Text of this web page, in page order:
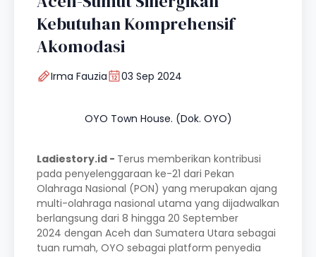
Kebutuhan Komprehensif
Akomodasi
Irma Fauzia 03 Sep 2024
OYO Town House. (Dok. OYO)
Ladiestory.id - Terus memberikan kontribusi
pada penyelenggaraan ke-21 dari Pekan
Olahraga Nasional (PON) yang merupakan ajang
multi-olahraga nasional utama yang dijadwalkan
berlangsung dari 8 hingga 20 September
2024 dengan Aceh dan Sumatera Utara sebagai
tuan rumah, OYO sebagai platform penyedia